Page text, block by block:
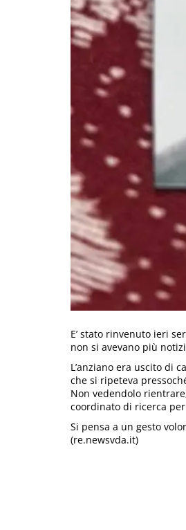
E’ stato rinvenuto ieri
non si avevano più
L’anziano era uscito di
che si ripeteva
Non vedendolo
coordinato di ricerca
Si pensa a un gesto
(re.newsvda.it)